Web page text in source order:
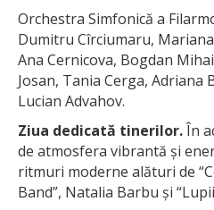
Orchestra Simfonică a
Dumitru Cîrciumaru,
Ana Cernicova, Bogdan
Josan, Tania Cerga, Adriana
Lucian Advahov.
Ziua dedicată tinerilor.În
de atmosfera vibrantă și
ritmuri moderne alături de
Band”, Natalia Barbu și